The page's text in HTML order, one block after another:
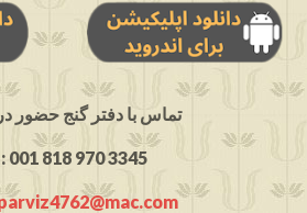
: تماس با دفتر گنج حضور
001 818 970 3345